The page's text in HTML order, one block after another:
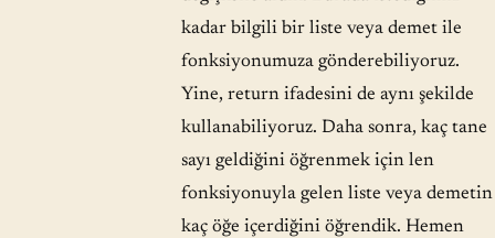
kadar bilgili bir liste veya demet ile
fonksiyonumuza gönderebiliyoruz.
Yine, return ifadesini de aynı şekilde
kullanabiliyoruz. Daha sonra, kaç tane
sayı geldiğini öğrenmek için len
fonksiyonuyla gelen liste veya demetin
kaç öğe içerdiğini öğrendik. Hemen